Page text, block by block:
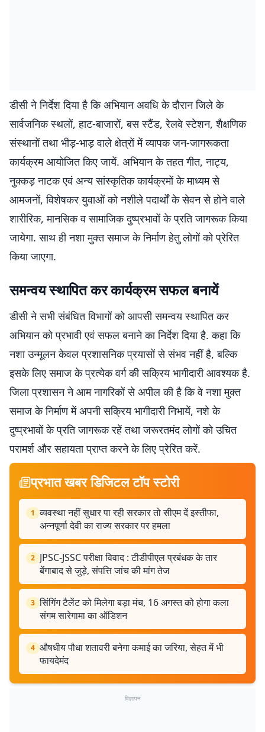
डीसी ने निर्देश दिया है कि अभियान अवधि के दौरान जिले के
सार्वजनिक स्थलों, हाट-बाजारों, बस स्टैंड, रेलवे स्टेशन, शैक्षणिक
संस्थानों तथा भीड़-भाड़ वाले क्षेत्रों में व्यापक जन-जागरूकता
कार्यक्रम आयोजित किए जायें. अभियान के तहत गीत, नाट्य,
नुक्कड़ नाटक एवं अन्य सांस्कृतिक कार्यक्रमों के माध्यम से
आमजनों, विशेषकर युवाओं को नशीले पदार्थों के सेवन से होने वाले
शारीरिक, मानसिक व सामाजिक दुष्प्रभावों के प्रति जागरूक किया
जायेगा. साथ ही नशा मुक्त समाज के निर्माण हेतु लोगों को प्रेरित
किया जाएगा.
समन्वय स्थापित कर कार्यक्रम सफल बनायें
डीसी ने सभी संबंधित विभागों को आपसी समन्वय स्थापित कर
अभियान को प्रभावी एवं सफल बनाने का निर्देश दिया है. कहा कि
नशा उन्मूलन केवल प्रशासनिक प्रयासों से संभव नहीं है, बल्कि
इसके लिए समाज के प्रत्येक वर्ग की सक्रिय भागीदारी आवश्यक है.
जिला प्रशासन ने आम नागरिकों से अपील की है कि वे नशा मुक्त
समाज के निर्माण में अपनी सक्रिय भागीदारी निभायें, नशे के
दुष्प्रभावों के प्रति जागरूक रहें तथा जरूरतमंद लोगों को उचित
परामर्श और सहायता प्राप्त करने के लिए प्रेरित करें.
प्रभात खबर डिजिटल टॉप स्टोरी
1 व्यवस्था नहीं सुधार पा रही सरकार तो सीएम दें इस्तीफा,
अन्नपूर्णा देवी का राज्य सरकार पर हमला
2 JPSC-JSSC परीक्षा विवाद : टीडीपीएल प्रबंधक के तार
बेंगाबाद से जुड़े, संपत्ति जांच की मांग तेज
3 सिंगिंग टैलेंट को मिलेगा बड़ा मंच, 16 अगस्त को होगा कला
संगम सारेगामा का ऑडिशन
4 औषधीय पौधा शतावरी बनेगा कमाई का जरिया, सेहत में भी
फायदेमंद
विज्ञापन